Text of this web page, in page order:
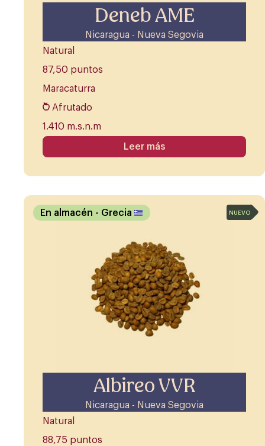
Deneb AME
Nicaragua - Nueva Segovia
Natural
87,50 puntos
Maracaturra
Afrutado
1.410 m.s.n.m
Leer más
Albireo VVR
Nicaragua - Nueva Segovia
En almacén - Grecia
Natural
88,75 puntos
NUEVO